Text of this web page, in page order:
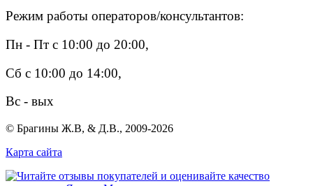
Режим работы операторов/консультантов:
Пн - Пт с 10:00 до 20:00,
Сб с 10:00 до 14:00,
Вс - вых
© Брагины Ж.В, & Д.В., 2009-2026
Карта сайта